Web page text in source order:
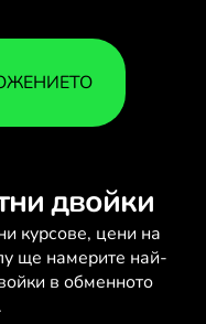
двойки
курсове, цени на
ще намерите най-
в обменното